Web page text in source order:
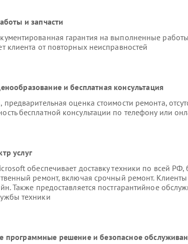
и запчасти
гарантия на выполненные
клиента от повторных неисправностей
и бесплатная консультация
оценка стоимости ремонта,
бесплатной консультации по телефону или
услуг
обеспечивает доставку техники по всей РФ,
ремонт, включая срочный ремонт. Клиенты
Также предоставляется постгарантийное
техники
программные решение и безопасное